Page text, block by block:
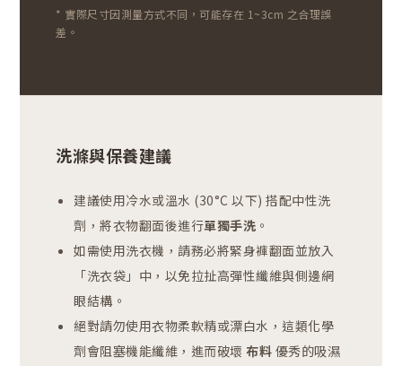
* 實際尺寸因測量方式不同，可能存在 1~3cm 之合理誤
差。
洗滌與保養建議
建議使用冷水或溫水 (30°C 以下) 搭配中性洗
劑，將衣物翻面後進行單獨手洗 。
如需使用洗衣機，請務必將緊身褲翻面並放入
「洗衣袋」中，以免拉扯高彈性纖維與側邊網
眼結構。
絕對請勿使用衣物柔軟精或漂白水，這類化學
劑會阻塞機能纖維，進而破壞 布料 優秀的吸濕